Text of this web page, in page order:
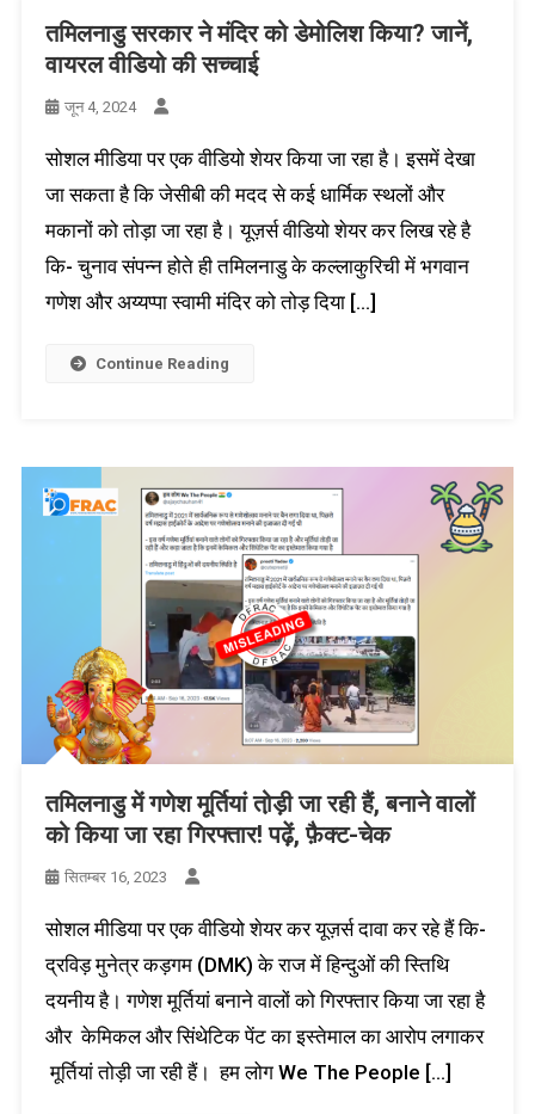
तमिलनाडु सरकार ने मंदिर को डेमोलिश किया? जानें,
वायरल वीडियो की सच्चाई
जून 4, 2024
सोशल मीडिया पर एक वीडियो शेयर किया जा रहा है। इसमें देखा
जा सकता है कि जेसीबी की मदद से कई धार्मिक स्थलों और
मकानों को तोड़ा जा रहा है। यूज़र्स वीडियो शेयर कर लिख रहे है
कि- चुनाव संपन्न होते ही तमिलनाडु के कल्लाकुरिची में भगवान
गणेश और अय्यप्पा स्वामी मंदिर को तोड़ दिया […]
Continue Reading
तमिलनाडु में गणेश मूर्तियां तो़ड़ी जा रही हैं, बनाने वालों
को किया जा रहा गिरफ्तार! पढ़ें, फ़ैक्ट-चेक
सितम्बर 16, 2023
सोशल मीडिया पर एक वीडियो शेयर कर यूज़र्स दावा कर रहे हैं कि-
द्रविड़ मुनेत्र कड़गम (DMK) के राज में हिन्दुओं की स्तिथि
दयनीय है। गणेश मूर्तियां बनाने वालों को गिरफ्तार किया जा रहा है
और केमिकल और सिंथेटिक पेंट का इस्तेमाल का आरोप लगाकर
मूर्तियां तोड़ी जा रही हैं। हम लोग We The People […]